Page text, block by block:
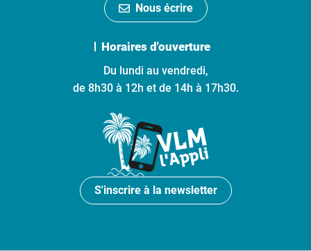
Nous écrire
Horaires d'ouverture
Du lundi au vendredi,
de 8h30 à 12h et de 14h à 17h30.
S'inscrire à la newsletter